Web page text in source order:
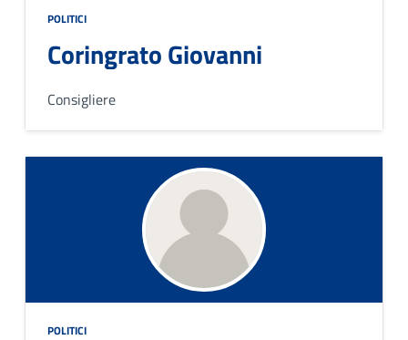
POLITICI
Coringrato Giovanni
Consigliere
POLITICI